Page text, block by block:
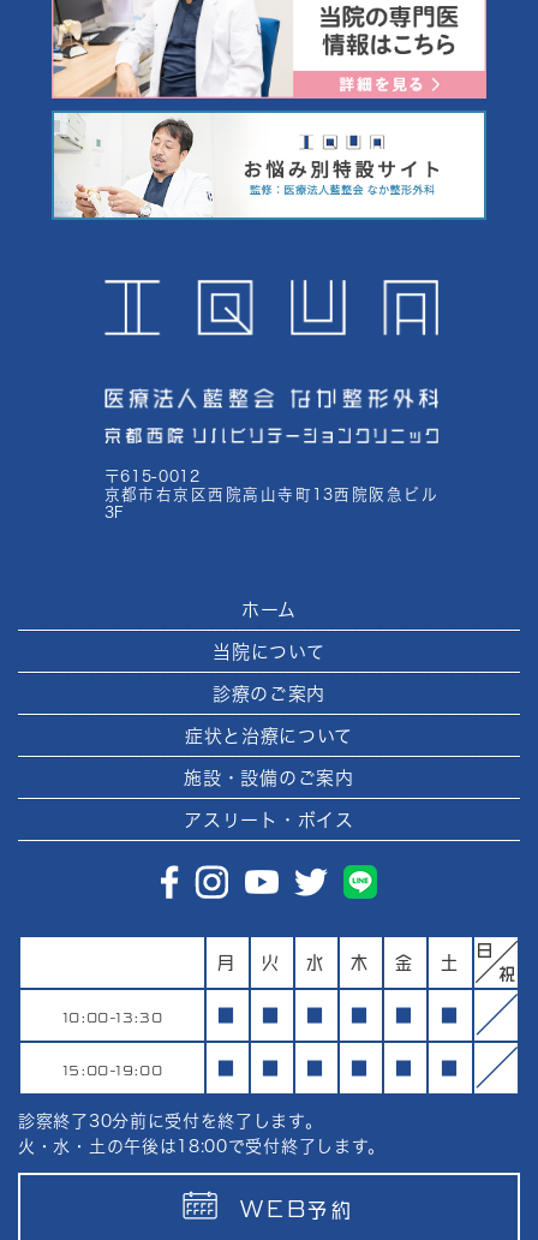
〒615-0012
京都市右京区西院高山寺町13西院阪急ビル
3F
ホーム
当院について
診療のご案内
症状と治療について
施設・設備のご案内
アスリート・ボイス
月 火 水 木 金 土
10:00-13:30
15:00-19:00
診察終了30分前に受付を終了します。
火・水・土の午後は18:00で受付終了します。
WEB予約